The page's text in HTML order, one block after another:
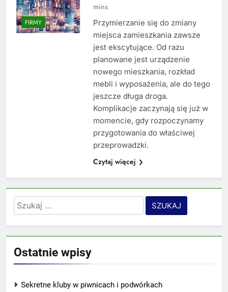
FIRMY
mins
Przymierzanie się do zmiany
miejsca zamieszkania zawsze
jest ekscytujące. Od razu
planowane jest urządzenie
nowego mieszkania, rozkład
mebli i wyposażenia, ale do tego
jeszcze długa droga.
Komplikacje zaczynają się już w
momencie, gdy rozpoczynamy
przygotowania do właściwej
przeprowadzki.
Czytaj więcej
Szukaj:
Ostatnie wpisy
Sekretne kluby w piwnicach i podwórkach